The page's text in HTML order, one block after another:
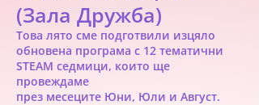
(Зала Дружба)
Това лято сме подготвили изцяло
обновена програма с 12 тематични
STEAM седмици, които ще
провеждаме
през месеците Юни, Юли и Август.